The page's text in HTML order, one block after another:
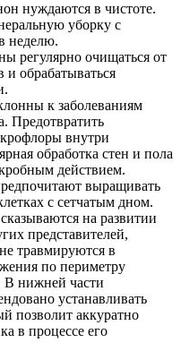
нуждаются в чистоте.
уборку с
неделю.
регулярно очищаться от
обрабатываться
к заболеваниям
Предотвратить
внутри
обработка стен и пола
действием.
выращивать
с сетчатым дном.
на развитии
представителей,
травмируются в
по периметру
В нижней части
устанавливать
позволит аккуратно
в процессе его